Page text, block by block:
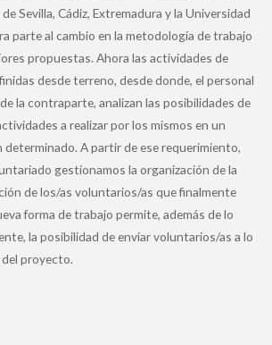
Sevilla, Cádiz, Extremadura y la Universidad
parte al cambio en la metodología de trabajo
propuestas. Ahora las actividades de
desde terreno, desde donde, el personal
la contraparte, analizan las posibilidades de
a realizar por los mismos en un
determinado. A partir de ese requerimiento,
gestionamos la organización de la
de los/as voluntarios/as que finalmente
forma de trabajo permite, además de lo
la posibilidad de enviar voluntarios/as a lo
proyecto.